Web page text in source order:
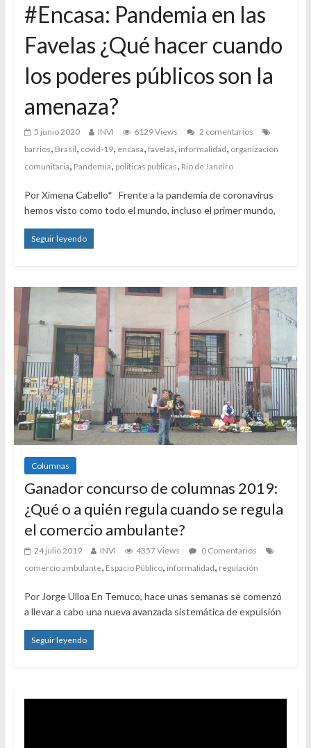
#Encasa: Pandemia en las
Favelas ¿Qué hacer cuando
los poderes públicos son la
amenaza?
5 junio 2020 INVI 6129 Views
2 comentarios
barrios, Brasil, covid-19, encasa, favelas, informalidad, organización
comunitaria, Pandemia, politicas publicas, Rio de Janeiro
Por Ximena Cabello* Frente a la pandemia de coronavirus
hemos visto como todo el mundo, incluso el primer mundo,
Seguir leyendo
Columnas
Ganador concurso de columnas 2019:
¿Qué o a quién regula cuando se regula
el comercio ambulante?
24 julio 2019 INVI 4357 Views
0 Comentarios
comercio ambulante, Espacio Público, informalidad regulación
Por Jorge Ulloa En Temuco, hace unas semanas se comenzó
a llevar a cabo una nueva avanzada sistemática de expulsión
Seguir leyendo